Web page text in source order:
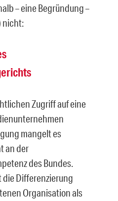
– eine Begründung –
nicht:
Zugriff auf eine
mangelt es
an der
des Bundes.
Differenzierung
Organisation als